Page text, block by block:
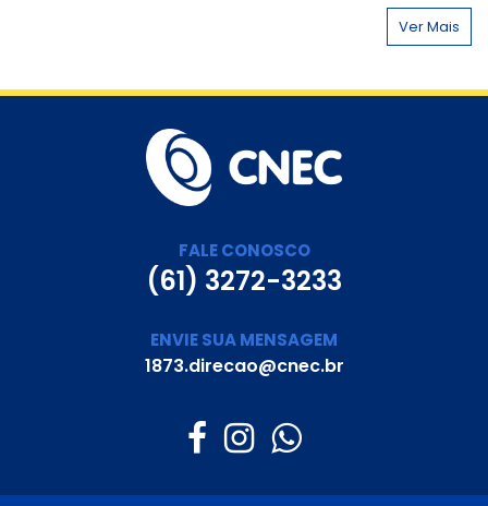
Ver Mais
FALE CONOSCO
(61) 3272-3233
ENVIE SUA MENSAGEM
1873.direcao@cnec.br